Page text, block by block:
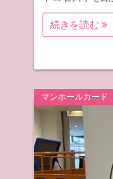
続きを読む
マンホールカード